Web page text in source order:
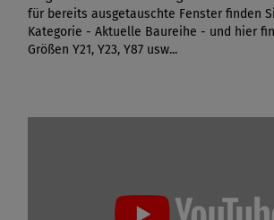
für bereits ausgetauschte Fenster finden
Kategorie - Aktuelle Baureihe - und hier
Größen Y21, Y23, Y87 usw...